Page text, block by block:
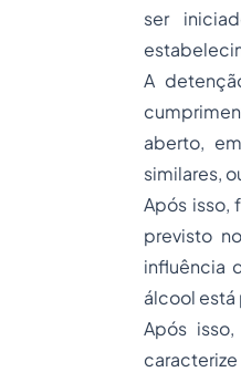
ser
A
aberto,
similares,
Após isso,
previsto
influência
álcool está
Após